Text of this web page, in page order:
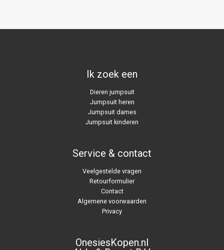
Ik zoek een
Dieren jumpsuit
Jumpsuit heren
Jumpsuit dames
Jumpsuit kinderen
Service & contact
Veelgestelde vragen
Retourformulier
Contact
Algemene voorwaarden
Privacy
OnesiesKopen.nl